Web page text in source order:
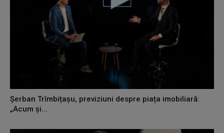
Șerban Trîmbițașu, previziuni despre piața imobiliară:
„Acum și...